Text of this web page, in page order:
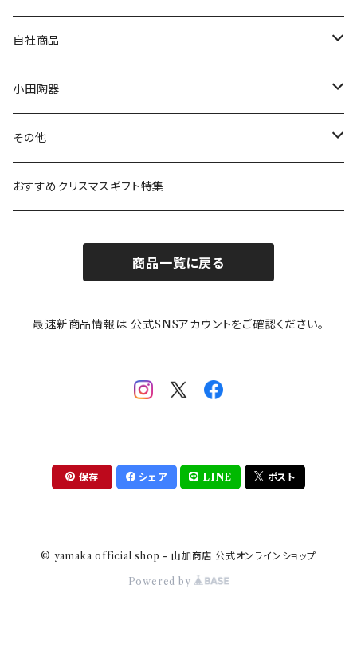
プレート
ボウル
ガラスウェア
カトラリー
80th記念アイテム
リトルミイの日記念アイテム
MOOMIN ANIMATION
スヌーピー
ピーターラビット
ポケットモンスター
mofusand（モフサンド）
mofsand×日比谷花壇
ちびまる子ちゃんandクレヨンしんちゃん
LA AMYS(エミーズ)
LISA LARSON(リサラーソン)
LAURA ASHLEY(ローラ アシュレイ)
Finlayson(フィンレイソン)
HANAE MORI(ハナエモリ)
THE BEATLES(ザ・ビートルズ)
【山加商店×yaeko】migratory bird
自社商品
ねこ企画
Cecera(セセラ)
CELEC(セレック)
隅切り重箱
HAPPY DINING(ハッピーダイニング)
小田陶器
さざなみ
吉祥
メイメイウェア
SoSo(ソソ）
その他
リサイクル食器
おすすめクリスマスギフト特集
商品一覧に戻る
最速新商品情報は 公式SNSアカウントをご確認ください。
保存 シェア LINE ポスト
© yamaka official shop - 山加商店 公式オンラインショップ
Powered by